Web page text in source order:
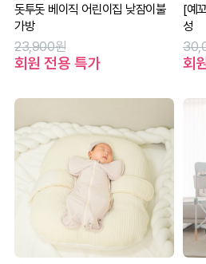
돗투돗 베이직 어린이집 낮잠이불
가방
23,900원
회원 전용 특가
[예
성
회